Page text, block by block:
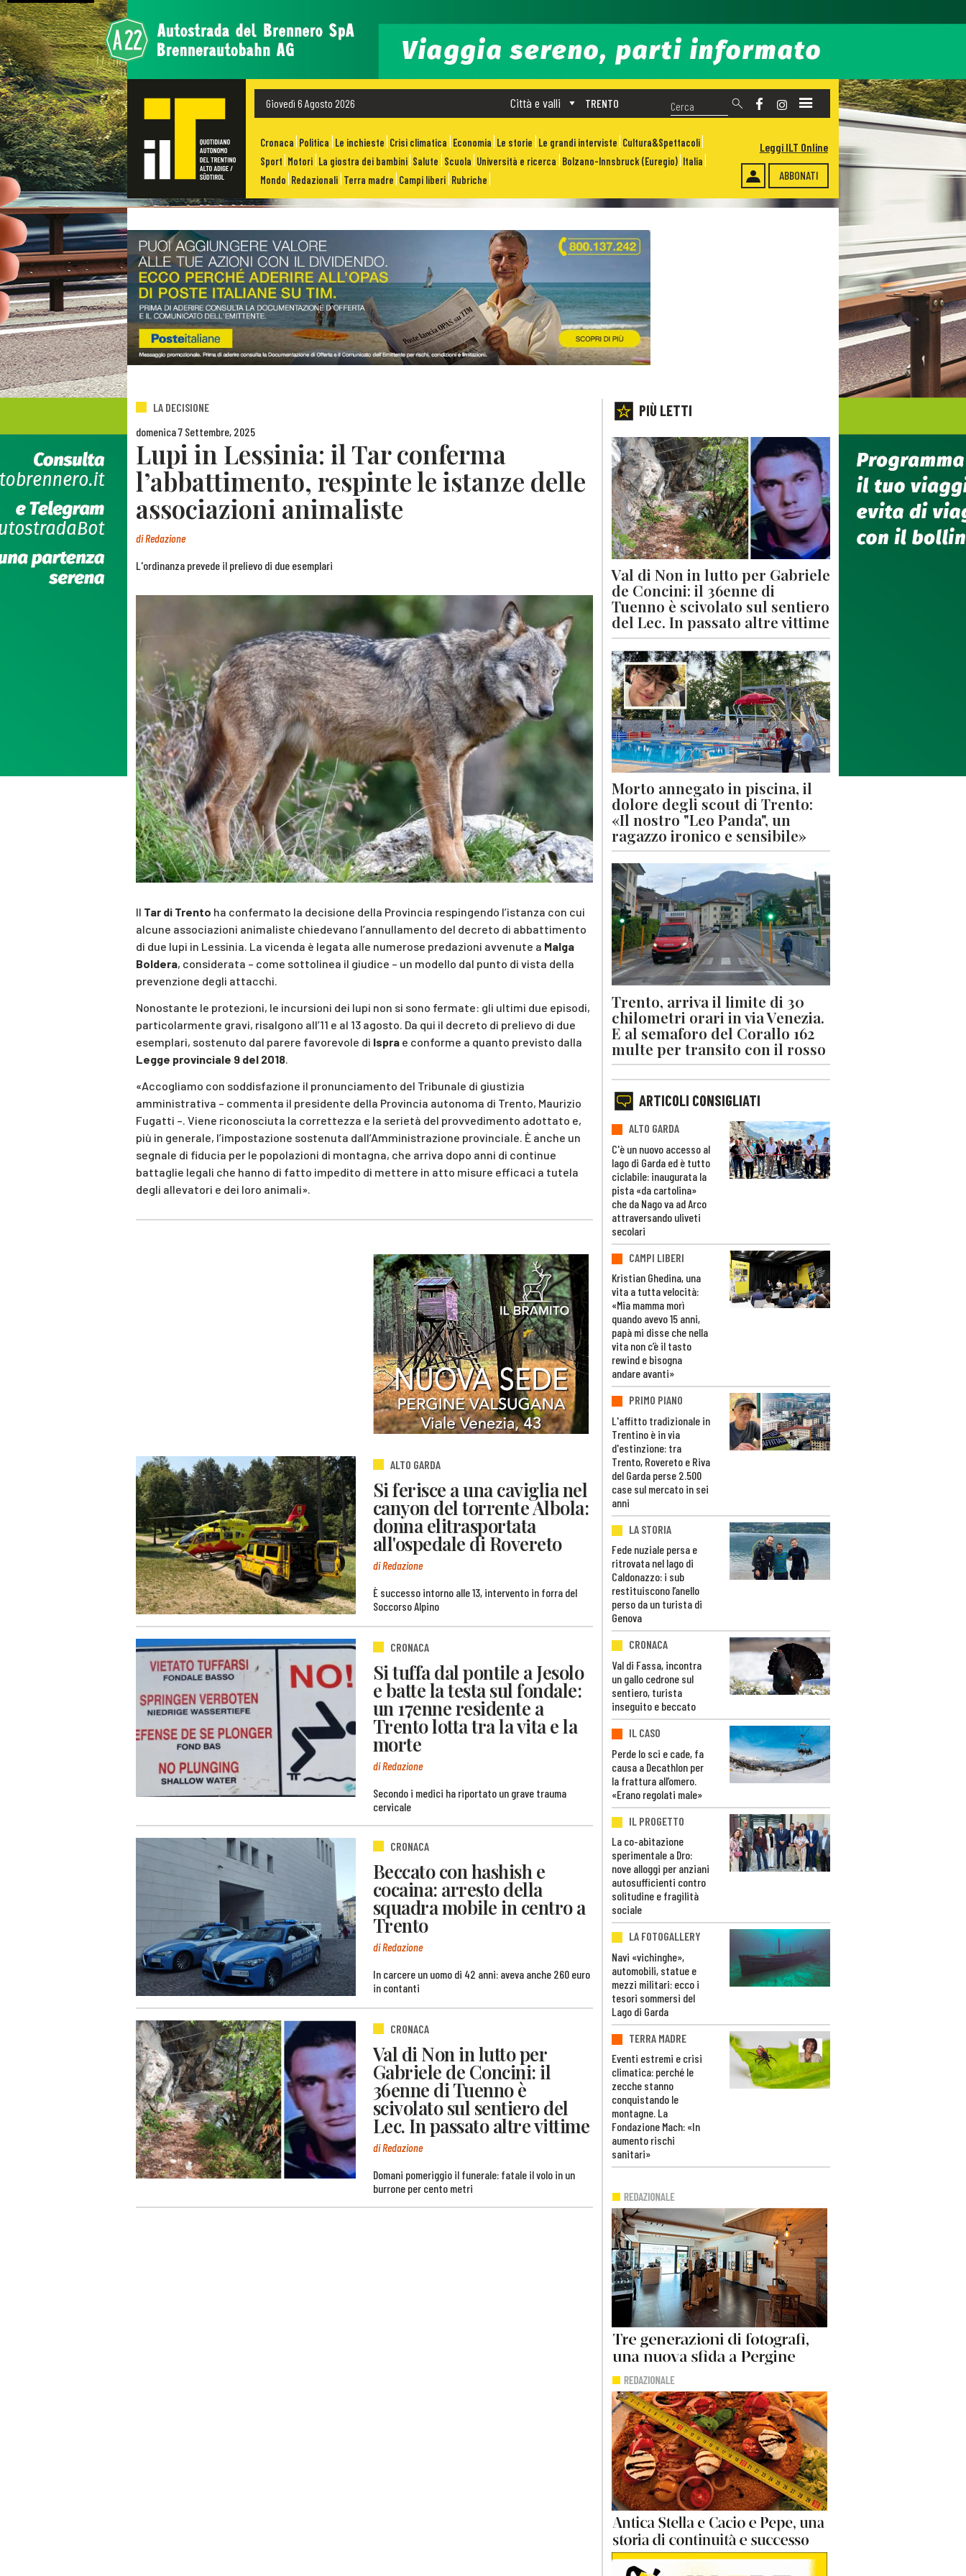
Giovedì 6 Agosto 2026 TRENTO
Città e valli
Cronaca Politica Le inchieste Crisi climatica Economia Le storie Le grandi interviste Cultura&Spettacoli
Sport Motori La giostra dei bambini Salute Scuola Università e ricerca Bolzano-Innsbruck (Euregio) Italia
Mondo Redazionali Terra madre Campi liberi Rubriche ABBONATI
Leggi ILT Online
LA DECISIONE
domenica 7 Settembre, 2025
Lupi in Lessinia: il Tar conferma
l’abbattimento, respinte le istanze delle
associazioni animaliste
diRedazione
L'ordinanza prevede il prelievo di due esemplari
Il Tar di Trento ha confermato la decisione della Provincia respingendo l’istanza con cui
alcune associazioni animaliste chiedevano l’annullamento del decreto di abbattimento
di due lupi in Lessinia. La vicenda è legata alle numerose predazioni avvenute a Malga
Boldera, considerata – come sottolinea il giudice – un modello dal punto di vista della
prevenzione degli attacchi.
Nonostante le protezioni, le incursioni dei lupi non si sono fermate: gli ultimi due episodi,
particolarmente gravi, risalgono all’11 e al 13 agosto. Da qui il decreto di prelievo di due
esemplari, sostenuto dal parere favorevole di Ispra e conforme a quanto previsto dalla
Legge provinciale 9 del 2018.
«Accogliamo con soddisfazione il pronunciamento del Tribunale di giustizia
amministrativa – commenta il presidente della Provincia autonoma di Trento, Maurizio
Fugatti –. Viene riconosciuta la correttezza e la serietà del provvedimento adottato e,
più in generale, l’impostazione sostenuta dall’Amministrazione provinciale. È anche un
segnale di fiducia per le popolazioni di montagna, che arriva dopo anni di continue
battaglie legali che hanno di fatto impedito di mettere in atto misure efficaci a tutela
degli allevatori e dei loro animali».
ALTO GARDA
Si ferisce a una caviglia nel
canyon del torrente Albola:
donna elitrasportata
all'ospedale di Rovereto
di Redazione
È successo intorno alle 13, intervento in forra del
Soccorso Alpino
CRONACA
Si tuffa dal pontile a Jesolo
e batte la testa sul fondale:
un 17enne residente a
Trento lotta tra la vita e la
morte
di Redazione
Secondo i medici ha riportato un grave trauma
cervicale
CRONACA
Beccato con hashish e
cocaina: arresto della
squadra mobile in centro a
Trento
di Redazione
In carcere un uomo di 42 anni: aveva anche 260 euro
in contanti
CRONACA
Val di Non in lutto per
Gabriele de Concini: il
36enne di Tuenno è
scivolato sul sentiero del
Lec. In passato altre vittime
di Redazione
Domani pomeriggio il funerale: fatale il volo in un
burrone per cento metri
PIÙ LETTI
Val di Non in lutto per Gabriele
de Concini: il 36enne di
Tuenno è scivolato sul sentiero
del Lec. In passato altre vittime
Morto annegato in piscina, il
dolore degli scout di Trento:
«Il nostro "Leo Panda", un
ragazzo ironico e sensibile»
Trento, arriva il limite di 30
chilometri orari in via Venezia.
E al semaforo del Corallo 162
multe per transito con il rosso
ARTICOLI CONSIGLIATI
ALTO GARDA
C'è un nuovo accesso al
lago di Garda ed è tutto
ciclabile: inaugurata la
pista «da cartolina»
che da Nago va ad Arco
attraversando uliveti
secolari
CAMPI LIBERI
Kristian Ghedina, una
vita a tutta velocità:
«Mia mamma morì
quando avevo 15 anni,
papà mi disse che nella
vita non c’è il tasto
rewind e bisogna
andare avanti»
PRIMO PIANO
L'affitto tradizionale in
Trentino è in via
d'estinzione: tra
Trento, Rovereto e Riva
del Garda perse 2.500
case sul mercato in sei
anni
LA STORIA
Fede nuziale persa e
ritrovata nel lago di
Caldonazzo: i sub
restituiscono l’anello
perso da un turista di
Genova
CRONACA
Val di Fassa, incontra
un gallo cedrone sul
sentiero, turista
inseguito e beccato
IL CASO
Perde lo sci e cade, fa
causa a Decathlon per
la frattura all’omero.
«Erano regolati male»
IL PROGETTO
La co-abitazione
sperimentale a Dro:
nove alloggi per anziani
autosufficienti contro
solitudine e fragilità
sociale
LA FOTOGALLERY
Navi «vichinghe»,
automobili, statue e
mezzi militari: ecco i
tesori sommersi del
Lago di Garda
TERRA MADRE
Eventi estremi e crisi
climatica: perché le
zecche stanno
conquistando le
montagne. La
Fondazione Mach: «In
aumento rischi
sanitari»